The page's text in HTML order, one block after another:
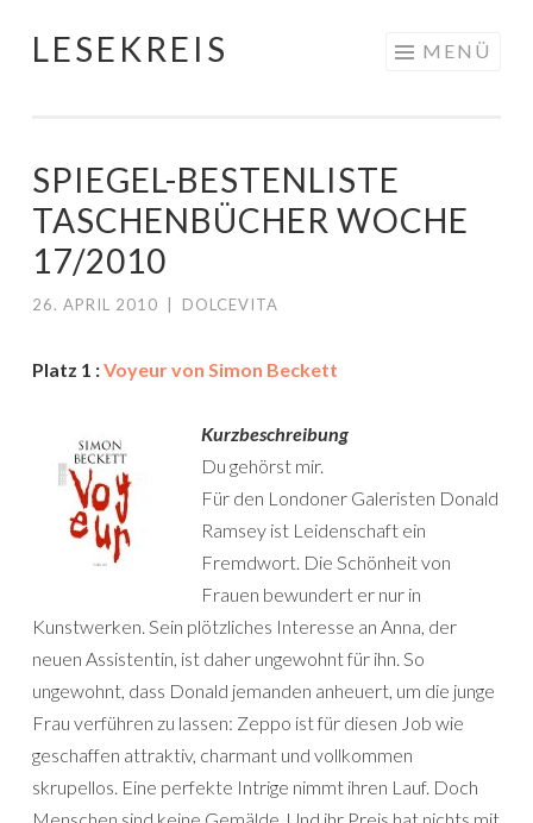
Springe
LESEKREIS MENÜ
SPIEGEL-BESTENLISTE
TASCHENBÜCHER WOCHE
17/2010
26. APRIL 2010 DOLCEVITA
Platz 1 :Voyeur von Simon Beckett
Kurzbeschreibung
Du gehörst mir.
Für den Londoner Galeristen Donald
Ramsey ist Leidenschaft ein
Fremdwort. Die Schönheit von
Frauen bewundert er nur in
Kunstwerken. Sein plötzliches Interesse an Anna, der
neuen Assistentin, ist daher ungewohnt für ihn. So
ungewohnt, dass Donald jemanden anheuert, um die junge
Frau verführen zu lassen: Zeppo ist für diesen Job wie
geschaffen attraktiv, charmant und vollkommen
skrupellos. Eine perfekte Intrige nimmt ihren Lauf. Doch